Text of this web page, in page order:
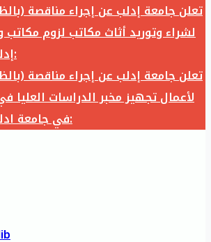
تعلن جامعة إدلب عن إجراء مناقصة
لشراء وتوريد أثاث مكاتب لزوم
إدلب وفق الآتي:
تعلن جامعة إدلب عن إجراء مناقصة
لأعمال تجهيز مخبر الدراسات العليا
في جامعة ادلب وفق الآتي: